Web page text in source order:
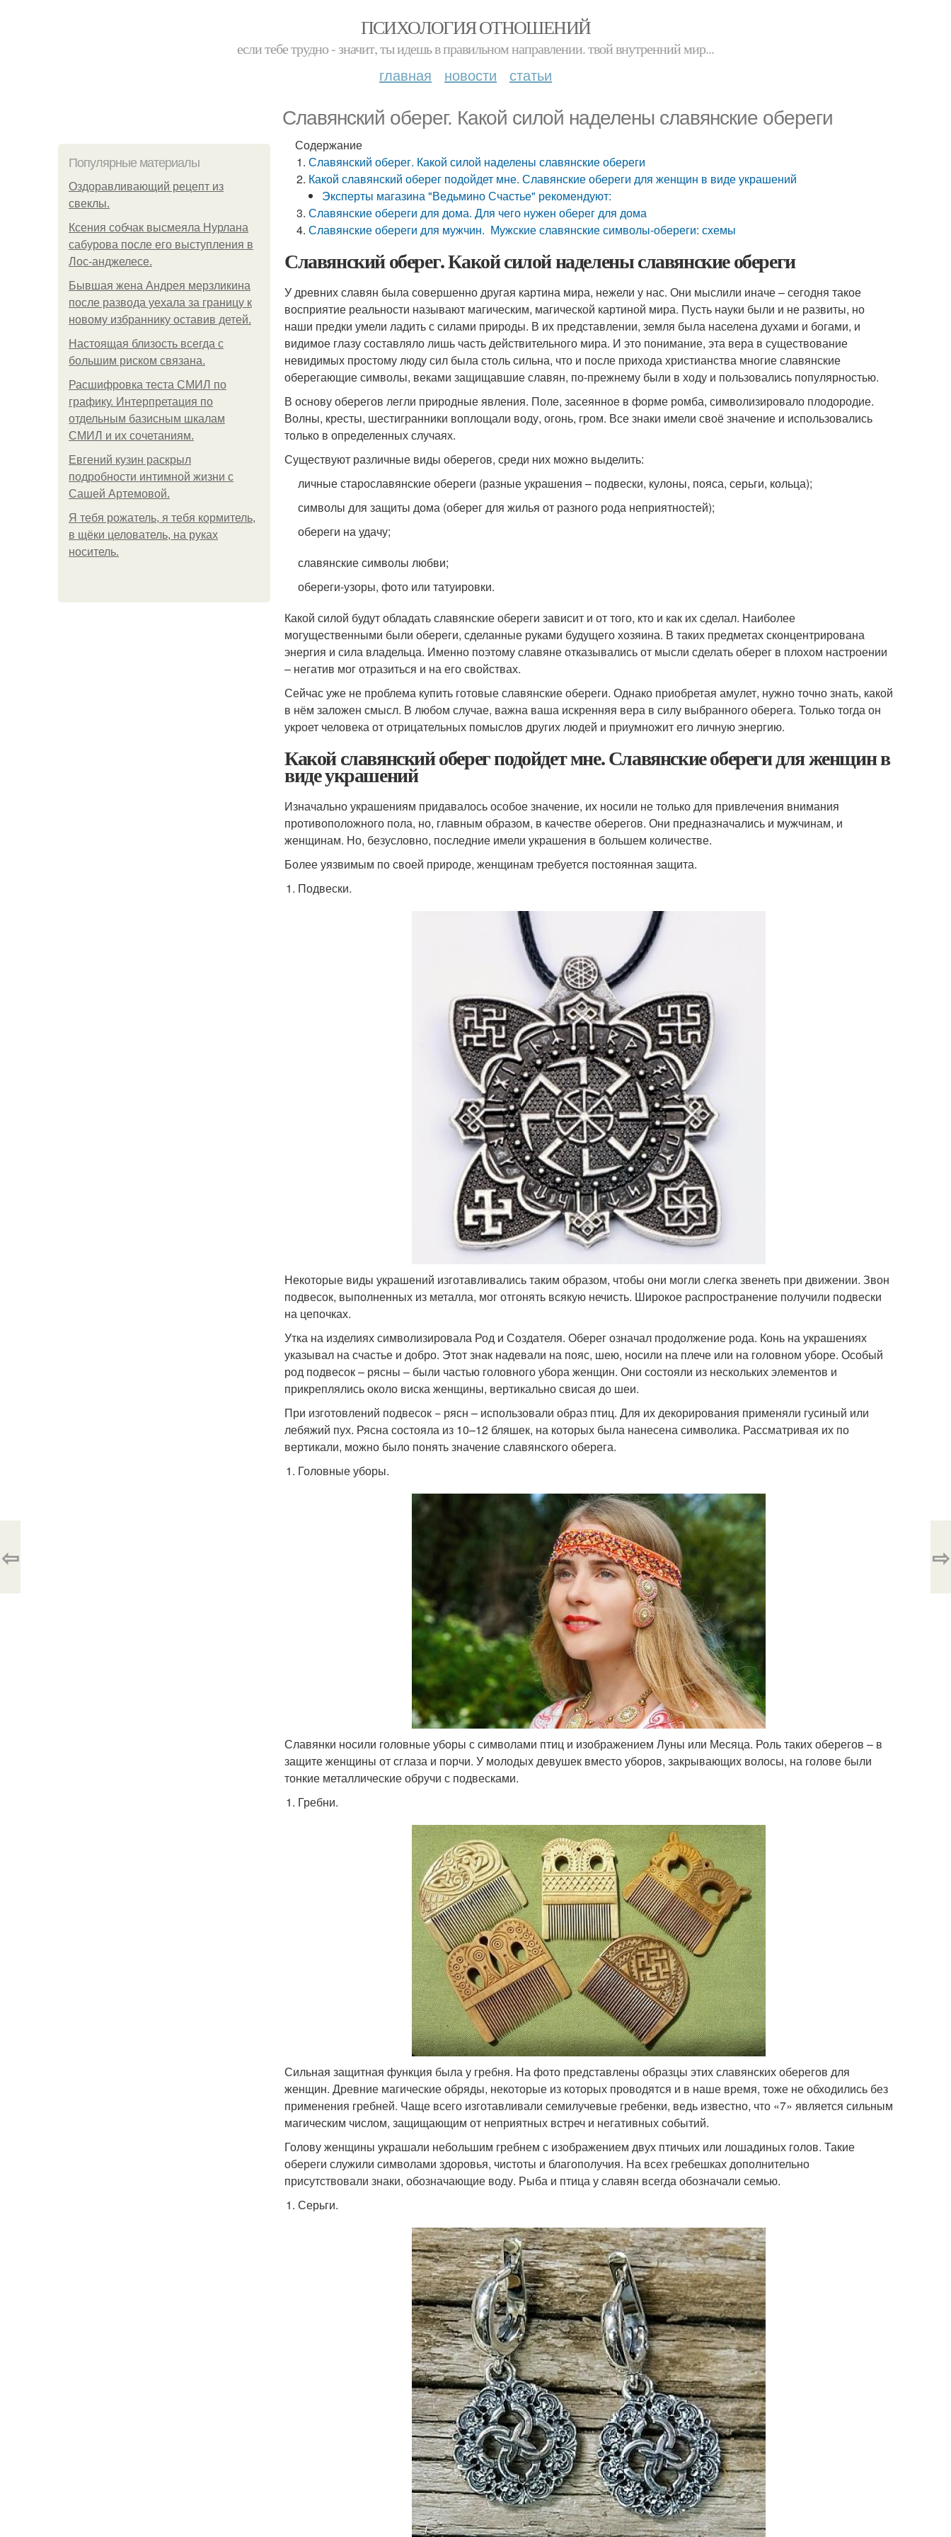
ПСИХОЛОГИЯ ОТНОШЕНИЙ
если тебе трудно - значит, ты идешь в правильном направлении. твой внутренний мир...
главная новости статьи
Славянский оберег. Какой силой наделены славянские обереги
Популярные материалы
Оздоравливающий рецепт из
свеклы.
Ксения собчак высмеяла Нурлана
сабурова после его выступления в
Лос-анджелесе.
Бывшая жена Андрея мерзликина
после развода уехала за границу к
новому избраннику оставив детей.
Hacтоящая близость всегда с
большим риском связана.
Расшифровка теста СМИЛ по
графику. Интерпретация по
отдельным базисным шкалам
СМИЛ и их сочетаниям.
Евгений кузин раскрыл
подробности интимной жизни с
Сашей Артемовой.
Я тебя рожатель, я тебя кормитель,
в щёки целователь, на руках
носитель.
Содержание
Славянский оберег. Какой силой наделены славянские обереги
Какой славянский оберег подойдет мне. Славянские обереги для женщин в виде украшений
Эксперты магазина "Ведьмино Счастье" рекомендуют:
Славянские обереги для дома. Для чего нужен оберег для дома
Славянские обереги для мужчин. Мужские славянские символы-обереги: схемы
Славянский оберег. Какой силой наделены славянские обереги
У древних славян была совершенно другая картина мира, нежели у нас. Они мыслили иначе – сегодня такое
восприятие реальности называют магическим, магической картиной мира. Пусть науки были и не развиты, но
наши предки умели ладить с силами природы. В их представлении, земля была населена духами и богами, и
видимое глазу составляло лишь часть действительного мира. И это понимание, эта вера в существование
невидимых простому люду сил была столь сильна, что и после прихода христианства многие славянские
оберегающие символы, веками защищавшие славян, по-прежнему были в ходу и пользовались популярностью.
В основу оберегов легли природные явления. Поле, засеянное в форме ромба, символизировало плодородие.
Волны, кресты, шестигранники воплощали воду, огонь, гром. Все знаки имели своё значение и использовались
только в определенных случаях.
Существуют различные виды оберегов, среди них можно выделить:
личные старославянские обереги (разные украшения – подвески, кулоны, пояса, серьги, кольца);
символы для защиты дома (оберег для жилья от разного рода неприятностей);
обереги на удачу;
славянские символы любви;
обереги-узоры, фото или татуировки.
Какой силой будут обладать славянские обереги зависит и от того, кто и как их сделал. Наиболее
могущественными были обереги, сделанные руками будущего хозяина. В таких предметах сконцентрирована
энергия и сила владельца. Именно поэтому славяне отказывались от мысли сделать оберег в плохом настроении
– негатив мог отразиться и на его свойствах.
Сейчас уже не проблема купить готовые славянские обереги. Однако приобретая амулет, нужно точно знать, какой
в нём заложен смысл. В любом случае, важна ваша искренняя вера в силу выбранного оберега. Только тогда он
укроет человека от отрицательных помыслов других людей и приумножит его личную энергию.
Какой славянский оберег подойдет мне. Славянские обереги для женщин в
виде украшений
Изначально украшениям придавалось особое значение, их носили не только для привлечения внимания
противоположного пола, но, главным образом, в качестве оберегов. Они предназначались и мужчинам, и
женщинам. Но, безусловно, последние имели украшения в большем количестве.
Более уязвимым по своей природе, женщинам требуется постоянная защита.
Подвески.
Некоторые виды украшений изготавливались таким образом, чтобы они могли слегка звенеть при движении. Звон
подвесок, выполненных из металла, мог отгонять всякую нечисть. Широкое распространение получили подвески
на цепочках.
Утка на изделиях символизировала Род и Создателя. Оберег означал продолжение рода. Конь на украшениях
указывал на счастье и добро. Этот знак надевали на пояс, шею, носили на плече или на головном уборе. Особый
род подвесок – рясны – были частью головного убора женщин. Они состояли из нескольких элементов и
прикреплялись около виска женщины, вертикально свисая до шеи.
При изготовлений подвесок − рясн – использовали образ птиц. Для их декорирования применяли гусиный или
лебяжий пух. Рясна состояла из 10–12 бляшек, на которых была нанесена символика. Рассматривая их по
вертикали, можно было понять значение славянского оберега.
Головные уборы.
Славянки носили головные уборы с символами птиц и изображением Луны или Месяца. Роль таких оберегов – в
защите женщины от сглаза и порчи. У молодых девушек вместо уборов, закрывающих волосы, на голове были
тонкие металлические обручи с подвесками.
Гребни.
Сильная защитная функция была у гребня. На фото представлены образцы этих славянских оберегов для
женщин. Древние магические обряды, некоторые из которых проводятся и в наше время, тоже не обходились без
применения гребней. Чаще всего изготавливали семилучевые гребенки, ведь известно, что «7» является сильным
магическим числом, защищающим от неприятных встреч и негативных событий.
Голову женщины украшали небольшим гребнем с изображением двух птичьих или лошадиных голов. Такие
обереги служили символами здоровья, чистоты и благополучия. На всех гребешках дополнительно
присутствовали знаки, обозначающие воду. Рыба и птица у славян всегда обозначали семью.
Серьги.
⇦ ⇨